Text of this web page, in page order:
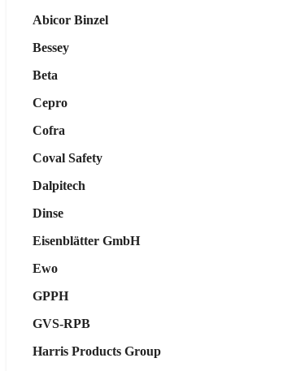
Abicor Binzel
Bessey
Beta
Cepro
Cofra
Coval Safety
Dalpitech
Dinse
Eisenblätter GmbH
Ewo
GPPH
GVS-RPB
Harris Products Group